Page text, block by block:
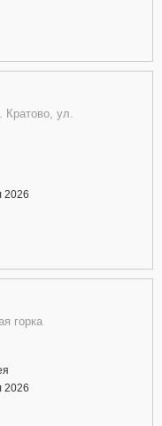
Кратово, ул.
2026
горка
2026